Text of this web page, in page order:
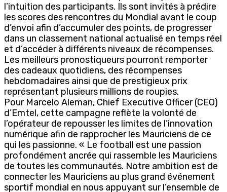
l’intuition des participants. Ils sont invités à prédire
les scores des rencontres du Mondial avant le coup
d’envoi afin d’accumuler des points, de progresser
dans un classement national actualisé en temps réel
et d’accéder à différents niveaux de récompenses.
Les meilleurs pronostiqueurs pourront remporter
des cadeaux quotidiens, des récompenses
hebdomadaires ainsi que de prestigieux prix
représentant plusieurs millions de roupies.
Pour Marcelo Aleman, Chief Executive Officer (CEO)
d’Emtel, cette campagne reflète la volonté de
l’opérateur de repousser les limites de l’innovation
numérique afin de rapprocher les Mauriciens de ce
qui les passionne. « Le football est une passion
profondément ancrée qui rassemble les Mauriciens
de toutes les communautés. Notre ambition est de
connecter les Mauriciens au plus grand événement
sportif mondial en nous appuyant sur l’ensemble de